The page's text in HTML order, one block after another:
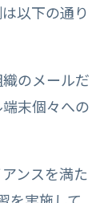
以下の通り
のメールだ
末個々への
ンスを満た